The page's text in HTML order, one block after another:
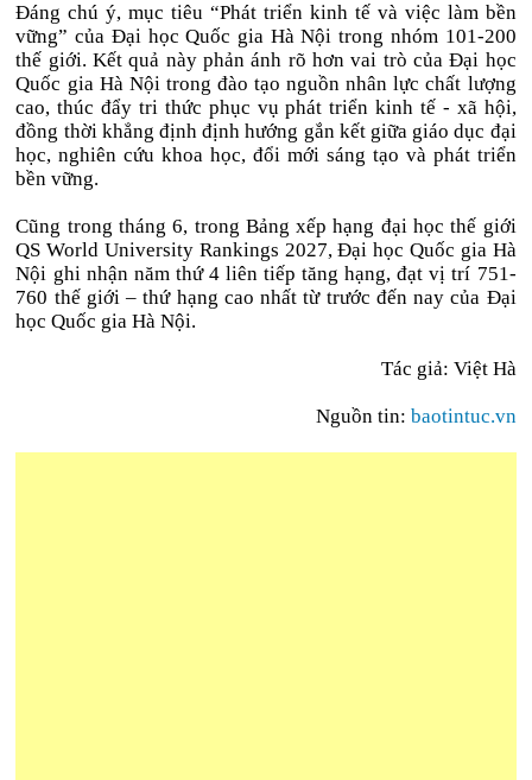
Đáng chú ý, mục tiêu “Phát triển kinh tế và việc làm bền
vững” của Đại học Quốc gia Hà Nội trong nhóm 101-200
thế giới. Kết quả này phản ánh rõ hơn vai trò của Đại học
Quốc gia Hà Nội trong đào tạo nguồn nhân lực chất lượng
cao, thúc đẩy tri thức phục vụ phát triển kinh tế - xã hội,
đồng thời khẳng định định hướng gắn kết giữa giáo dục đại
học, nghiên cứu khoa học, đổi mới sáng tạo và phát triển
bền vững.
Cũng trong tháng 6, trong Bảng xếp hạng đại học thế giới
QS World University Rankings 2027, Đại học Quốc gia Hà
Nội ghi nhận năm thứ 4 liên tiếp tăng hạng, đạt vị trí 751-
760 thế giới – thứ hạng cao nhất từ trước đến nay của Đại
học Quốc gia Hà Nội.
Tác giả: Việt Hà
Nguồn tin: baotintuc.vn